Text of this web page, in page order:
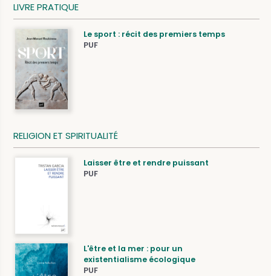
LIVRE PRATIQUE
Le sport : récit des premiers temps
PUF
RELIGION ET SPIRITUALITÉ
Laisser être et rendre puissant
PUF
L'être et la mer : pour un
existentialisme écologique
PUF